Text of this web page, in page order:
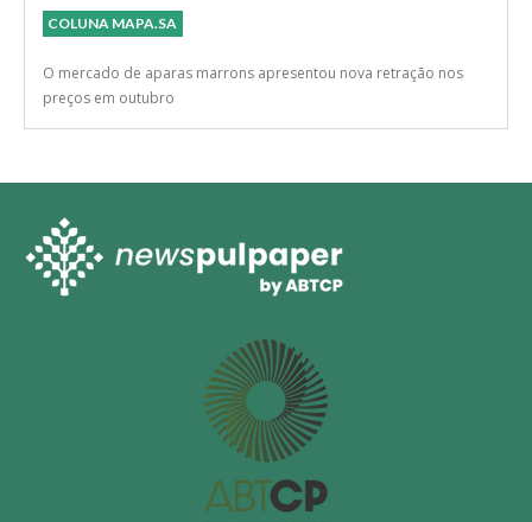
COLUNA MAPA.SA
O mercado de aparas marrons apresentou nova retração nos
preços em outubro